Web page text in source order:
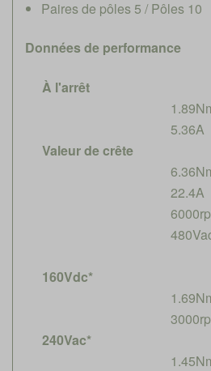
Paires de pôles 5 / Pôles 10
Données de performance
À l'arrêt
5.36A
Valeur de crête
22.4A
160Vdc*
240Vac*